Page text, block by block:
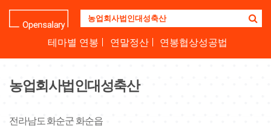
업
명
하
테마별 연봉 연말정산 연봉협상성공법
농업회사법인대성축산
전라남도 화순군 화순읍